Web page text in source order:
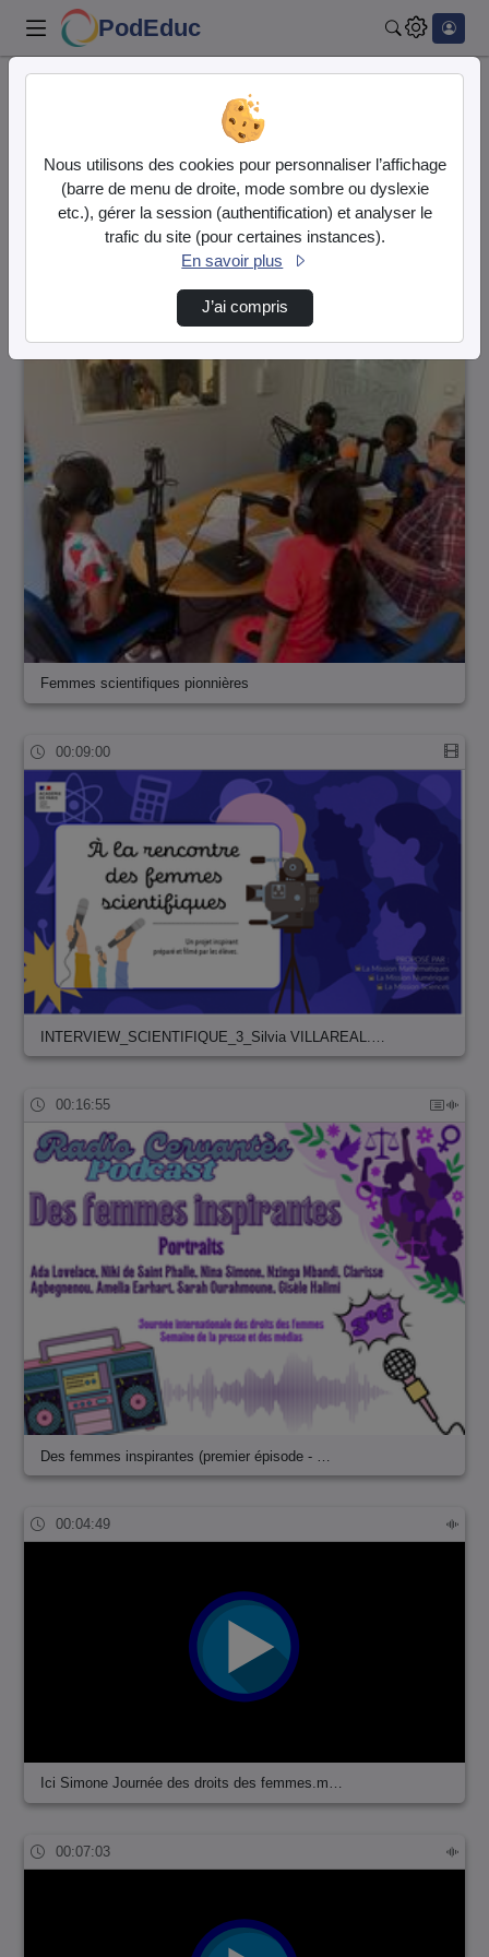
PodEduc
36 vidéos trouvées
Audio Vidéo
Direction de tri
Femmes scientifiques pionnières
00:09:00
INTERVIEW_SCIENTIFIQUE_3_Silvia VILLAREAL.…
00:16:55
Des femmes inspirantes (premier épisode - …
00:04:49
Ici Simone Journée des droits des femmes.m…
00:07:03
Nous utilisons des cookies pour personnaliser l’affichage
(barre de menu de droite, mode sombre ou dyslexie
etc.), gérer la session (authentification) et analyser le
trafic du site (pour certaines instances).
En savoir plus
J’ai compris